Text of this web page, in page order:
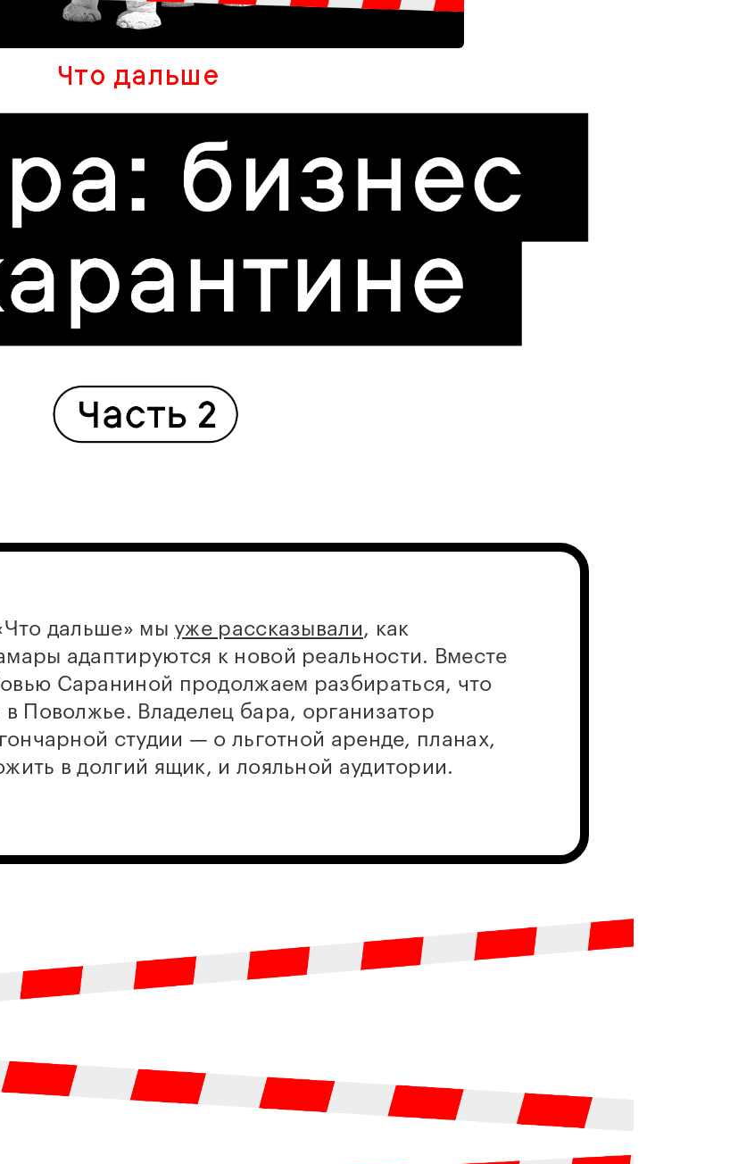
Что дальше
дальше» мы уже рассказывали, как
адаптируются к новой реальности. Вместе
Сараниной продолжаем разбираться, что
Поволжье. Владелец бара, организатор
студии — о льготной аренде, планах,
в долгий ящик, и лояльной аудитории.